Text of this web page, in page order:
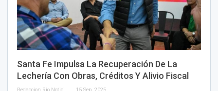
Santa Fe Impulsa La Recuperación De La
Lechería Con Obras, Créditos Y Alivio Fiscal